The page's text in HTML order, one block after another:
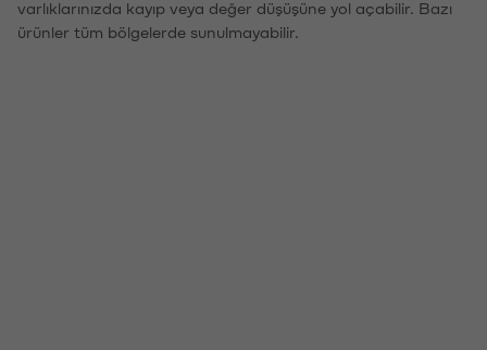
varlıklarınızda kayıp veya değer düşüşüne yol açabilir. Bazı
ürünler tüm bölgelerde sunulmayabilir.